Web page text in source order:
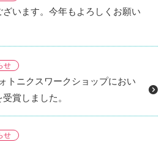
います。今年もよろしくお願い
せ
トニクスワークショップにおい
賞しました。
せ